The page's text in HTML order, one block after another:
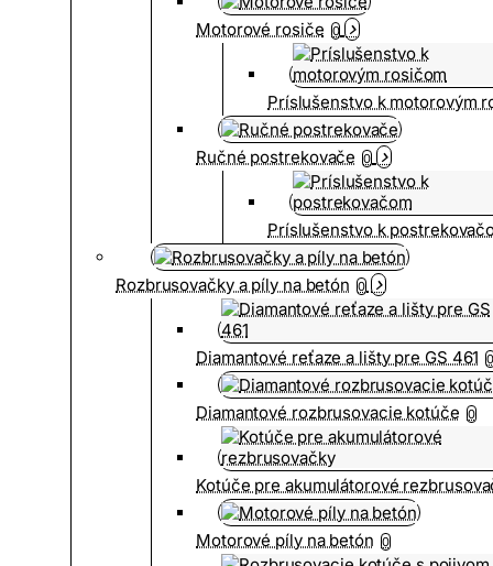
Motorové rosiče 0
Príslušenstvo k motorovým
Ručné postrekovače 0
Príslušenstvo k
Rozbrusovačky a píly na betón 0
Diamantové reťaze a lišty pre GS 461
Diamantové rozbrusovacie kotúče 0
Kotúče pre akumulátorové
Motorové píly na betón 0